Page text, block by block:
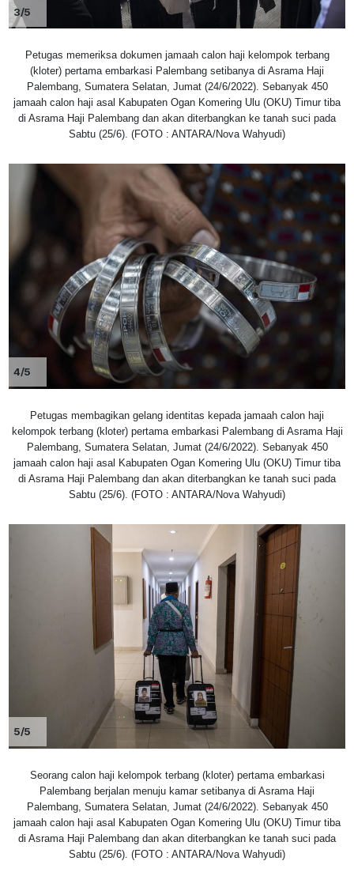
3/5
Petugas memeriksa dokumen jamaah calon haji kelompok terbang
(kloter) pertama embarkasi Palembang setibanya di Asrama Haji
Palembang, Sumatera Selatan, Jumat (24/6/2022). Sebanyak 450
jamaah calon haji asal Kabupaten Ogan Komering Ulu (OKU) Timur tiba
di Asrama Haji Palembang dan akan diterbangkan ke tanah suci pada
Sabtu (25/6). (FOTO : ANTARA/Nova Wahyudi)
4/5
Petugas membagikan gelang identitas kepada jamaah calon haji
kelompok terbang (kloter) pertama embarkasi Palembang di Asrama Haji
Palembang, Sumatera Selatan, Jumat (24/6/2022). Sebanyak 450
jamaah calon haji asal Kabupaten Ogan Komering Ulu (OKU) Timur tiba
di Asrama Haji Palembang dan akan diterbangkan ke tanah suci pada
Sabtu (25/6). (FOTO : ANTARA/Nova Wahyudi)
5/5
Seorang calon haji kelompok terbang (kloter) pertama embarkasi
Palembang berjalan menuju kamar setibanya di Asrama Haji
Palembang, Sumatera Selatan, Jumat (24/6/2022). Sebanyak 450
jamaah calon haji asal Kabupaten Ogan Komering Ulu (OKU) Timur tiba
di Asrama Haji Palembang dan akan diterbangkan ke tanah suci pada
Sabtu (25/6). (FOTO : ANTARA/Nova Wahyudi)